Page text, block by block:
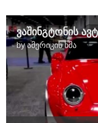
byამერიკის ხმა
No media